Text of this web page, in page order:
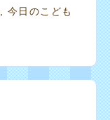
,今日のこども